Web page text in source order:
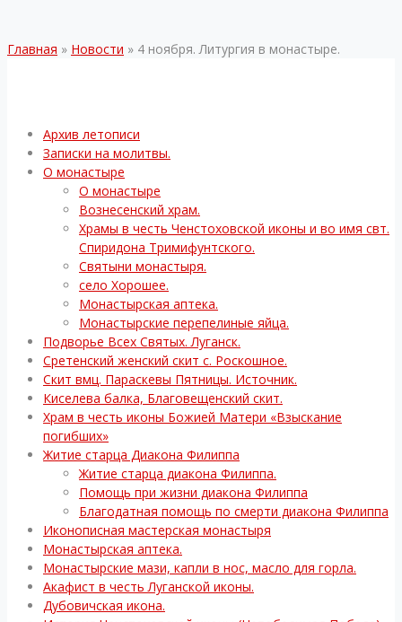
Главная » Новости » 4 ноября. Литургия в монастыре.
Архив летописи
Записки на молитвы.
О монастыре
О монастыре
Вознесенский храм.
Храмы в честь Ченстоховской иконы и во имя свт.
Спиридона Тримифунтского.
Святыни монастыря.
село Хорошее.
Монастырская аптека.
Монастырские перепелиные яйца.
Подворье Всех Святых. Луганск.
Сретенский женский скит с. Роскошное.
Скит вмц. Параскевы Пятницы. Источник.
Киселева балка, Благовещенский скит.
Храм в честь иконы Божией Матери «Взыскание
погибших»
Житие старца Диакона Филиппа
Житие старца диакона Филиппа.
Помощь при жизни диакона Филиппа
Благодатная помощь по смерти диакона Филиппа
Иконописная мастерская монастыря
Монастырская аптека.
Монастырские мази, капли в нос, масло для горла.
Акафист в честь Луганской иконы.
Дубовичская икона.